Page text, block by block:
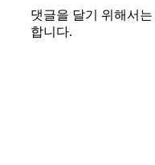
댓글을 달기 위해서는
합니다.